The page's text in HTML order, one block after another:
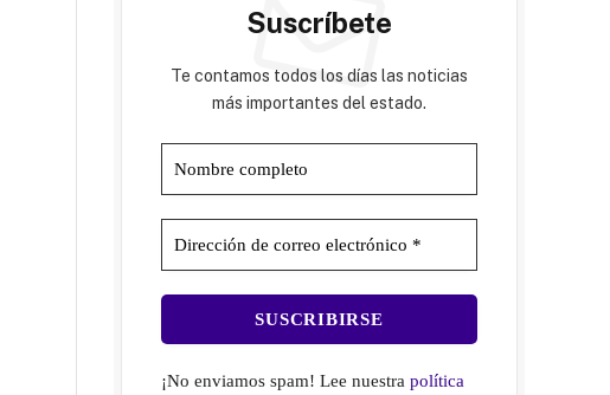
Suscríbete
Te contamos todos los días las noticias
más importantes del estado.
¡No enviamos spam! Lee nuestrapolítica